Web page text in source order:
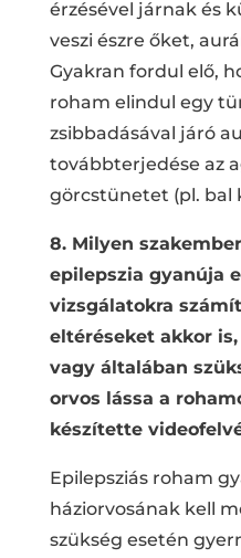
érzésével járnak és
veszi észre őket,
Gyakran fordul elő,
roham elindul egy
zsibbadásával járó
továbbterjedése az
görcstünetet (pl. bal
8. Milyen
epilepszia gyanúja
vizsgálatokra
eltéréseket akkor
vagy általában
orvos lássa a
készítette
Epilepsziás roham
háziorvosának kell
szükség esetén